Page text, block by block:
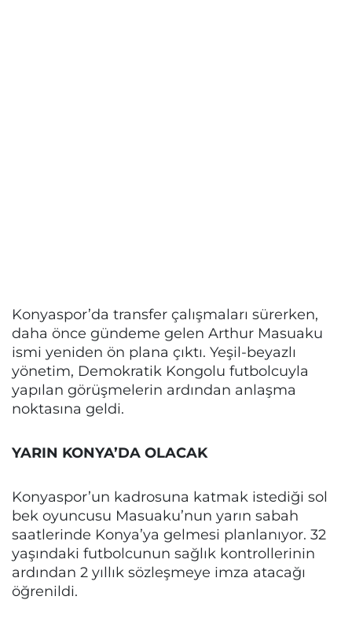
Konyaspor’da transfer çalışmaları sürerken,
daha önce gündeme gelen Arthur Masuaku
ismi yeniden ön plana çıktı. Yeşil-beyazlı
yönetim, Demokratik Kongolu futbolcuyla
yapılan görüşmelerin ardından anlaşma
noktasına geldi.
YARIN KONYA’DA OLACAK
Konyaspor’un kadrosuna katmak istediği sol
bek oyuncusu Masuaku’nun yarın sabah
saatlerinde Konya’ya gelmesi planlanıyor. 32
yaşındaki futbolcunun sağlık kontrollerinin
ardından 2 yıllık sözleşmeye imza atacağı
öğrenildi.